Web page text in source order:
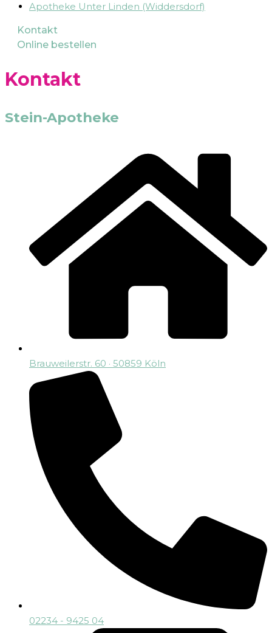
Apotheke Unter Linden (Widdersdorf)
Kontakt
Online bestellen
Kontakt
Stein-Apotheke
Brauweilerstr. 60 · 50859 Köln
02234 - 9425 04